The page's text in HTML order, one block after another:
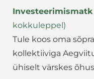
kokkuleppel)
Tule koos oma
kollektiiviga
ühiselt värskes